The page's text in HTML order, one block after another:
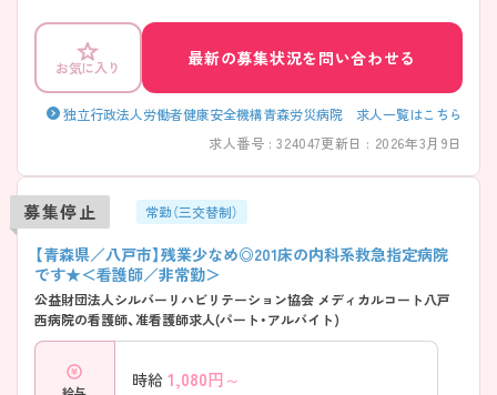
お気に入り 最新の募集状況を問い合わせる
独立行政法人労働者健康安全機構青森労災病院 求人一覧はこちら
求人番号 : 324047更新日 : 2026年3月9日
募集停止 常勤（三交替制）
【青森県／八戸市】残業少なめ◎201床の内科系救急指定病院
です★＜看護師／非常勤＞
公益財団法人シルバーリハビリテーション協会 メディカルコート八戸
西病院の看護師、准看護師求人(パート・アルバイト)
時給 1,080円～